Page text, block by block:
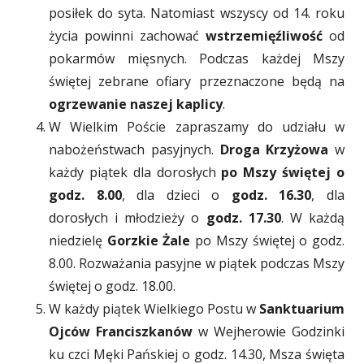
posiłek do syta. Natomiast wszyscy od 14. roku
życia powinni zachować wstrzemięźliwość od
pokarmów mięsnych. Podczas każdej Mszy
świętej zebrane ofiary przeznaczone będą na
ogrzewanie naszej kaplicy.
W Wielkim Poście zapraszamy do udziału w
nabożeństwach pasyjnych. Droga Krzyżowa w
każdy piątek dla dorosłych po Mszy świętej o
godz. 8.00, dla dzieci o godz. 16.30, dla
dorosłych i młodzieży o godz. 17.30. W każdą
niedzielę Gorzkie Żale po Mszy świętej o godz.
8.00. Rozważania pasyjne w piątek podczas Mszy
świętej o godz. 18.00.
W każdy piątek Wielkiego Postu w Sanktuarium
Ojców Franciszkanów w Wejherowie Godzinki
ku czci Męki Pańskiej o godz. 14.30, Msza święta